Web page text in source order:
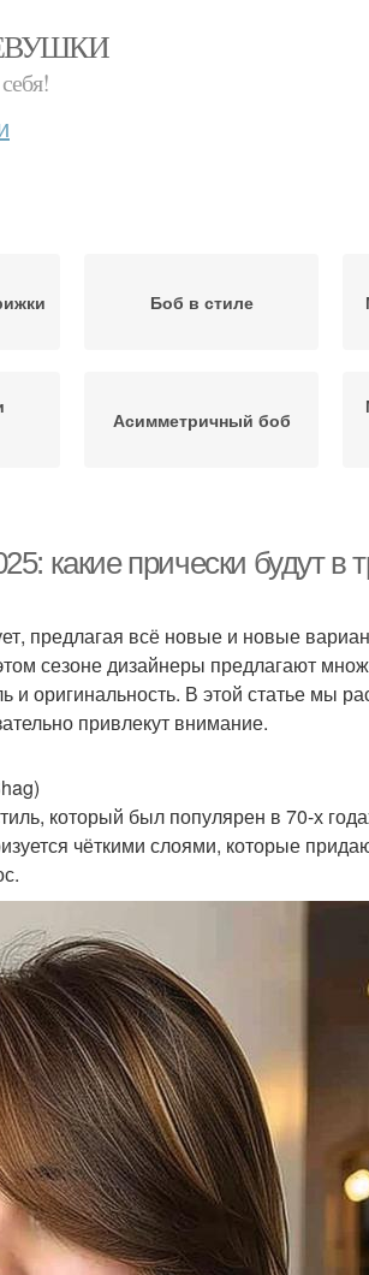
Боб в стиле
Асимметричный боб
какие прически будут в
предлагая всё новые и новые
сезоне дизайнеры предлагают
и оригинальность. В этой статье мы
привлекут внимание.
который был популярен в 70-х
чёткими слоями, которые